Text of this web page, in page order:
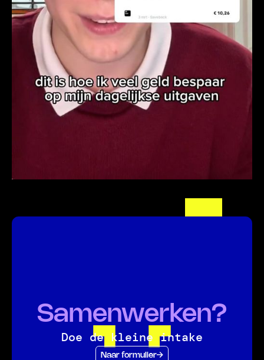
Samenwerken?
Doe de kleine intake
Naar formulier